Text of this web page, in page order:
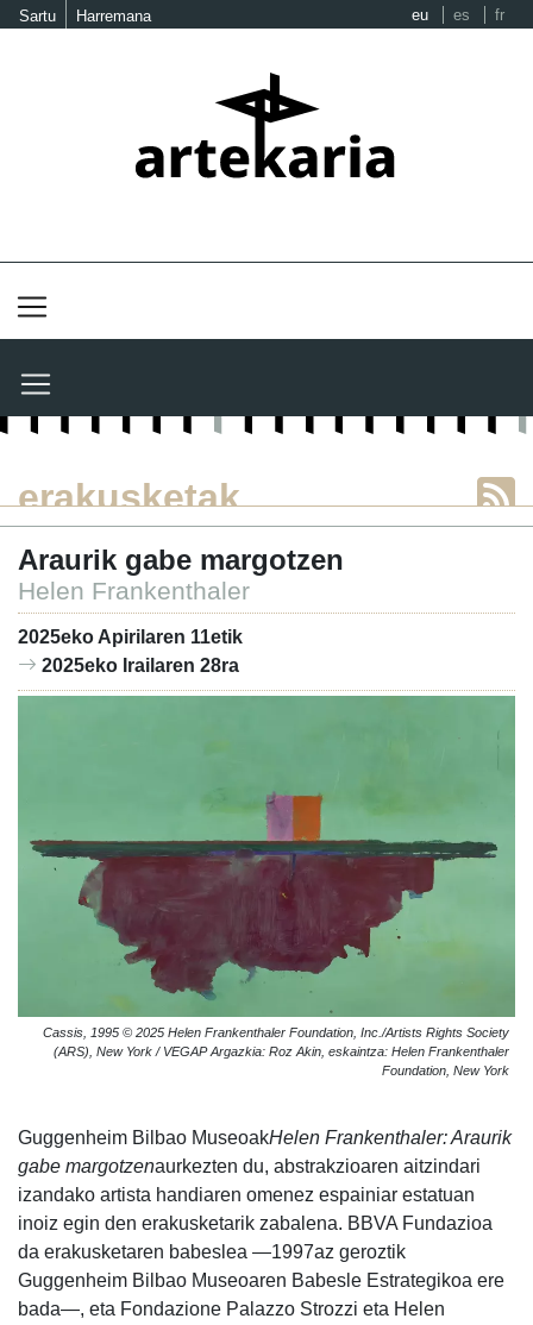
Sartu Harremana eu es fr
erakusketak
Araurik gabe margotzen
Helen Frankenthaler
2025eko Apirilaren 11etik
2025eko Irailaren 28ra
Cassis, 1995 © 2025 Helen Frankenthaler Foundation, Inc./Artists Rights Society
(ARS), New York / VEGAP Argazkia: Roz Akin, eskaintza: Helen Frankenthaler
Foundation, New York
Guggenheim Bilbao MuseoakHelen Frankenthaler: Araurik
gabe margotzenaurkezten du, abstrakzioaren aitzindari
izandako artista handiaren omenez espainiar estatuan
inoiz egin den erakusketarik zabalena. BBVA Fundazioa
da erakusketaren babeslea —1997az geroztik
Guggenheim Bilbao Museoaren Babesle Estrategikoa ere
bada—, eta Fondazione Palazzo Strozzi eta Helen